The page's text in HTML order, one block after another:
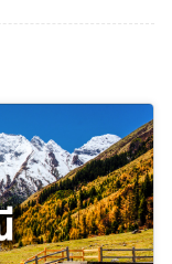
จุดหมายที่ไม่ควรพลาด
นแดนมรดกโลกที่โด่ง
พันยอด สร้าง
ลกในภาพยนตร์
พร้อมสัมผัสธรรมชาติ